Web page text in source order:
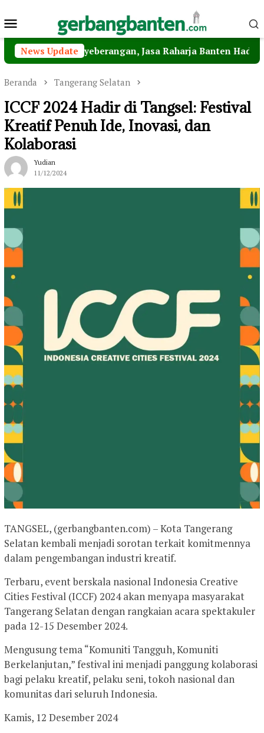
ke
Menu
Mobile
News Update
Penyeberangan, Jasa Raharja Banten Hadiri
Beranda Tangerang Selatan
ICCF 2024 Hadir di Tangsel: Festival
Kreatif Penuh Ide, Inovasi, dan
Kolaborasi
Yudian
11/12/2024
TANGSEL, (gerbangbanten.com) – Kota Tangerang
Selatan kembali menjadi sorotan terkait komitmennya
dalam pengembangan industri kreatif.
Terbaru, event berskala nasional Indonesia Creative
Cities Festival (ICCF) 2024 akan menyapa masyarakat
Tangerang Selatan dengan rangkaian acara spektakuler
pada 12-15 Desember 2024.
Mengusung tema “Komuniti Tangguh, Komuniti
Berkelanjutan,” festival ini menjadi panggung kolaborasi
bagi pelaku kreatif, pelaku seni, tokoh nasional dan
komunitas dari seluruh Indonesia.
Kamis, 12 Desember 2024